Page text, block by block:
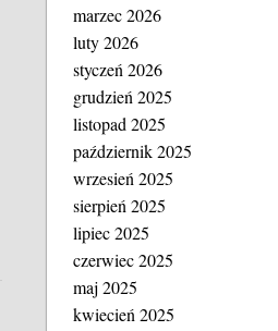
marzec 2026
luty 2026
styczeń 2026
grudzień 2025
listopad 2025
październik 2025
wrzesień 2025
sierpień 2025
lipiec 2025
czerwiec 2025
maj 2025
kwiecień 2025